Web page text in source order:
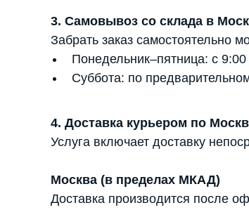
3. Самовывоз со склада в
Забрать заказ самостоятельно
Понедельник–пятница: с
Суббота: по
4. Доставка курьером по
Услуга включает доставку
Москва (в пределах МКАД)
Доставка производится после